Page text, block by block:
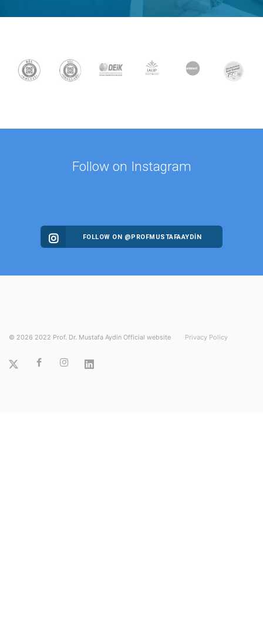
Follow on Instagram
FOLLOW ON @PROFMUSTAFAAYDIN
© 2026 2022 Prof. Dr. Mustafa Aydin Official website Privacy Policy